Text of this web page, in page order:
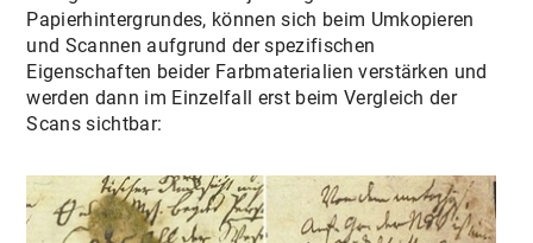
Papierhintergrundes, können sich beim Umkopieren
und Scannen aufgrund der spezifischen
Eigenschaften beider Farbmaterialien verstärken und
werden dann im Einzelfall erst beim Vergleich der
Scans sichtbar: